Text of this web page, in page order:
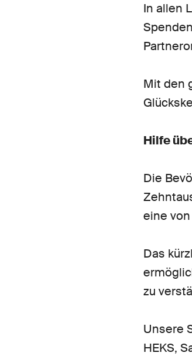
In allen
Mit den
Hilfe
Die
eine
Das
zu
Unsere
HEKS,